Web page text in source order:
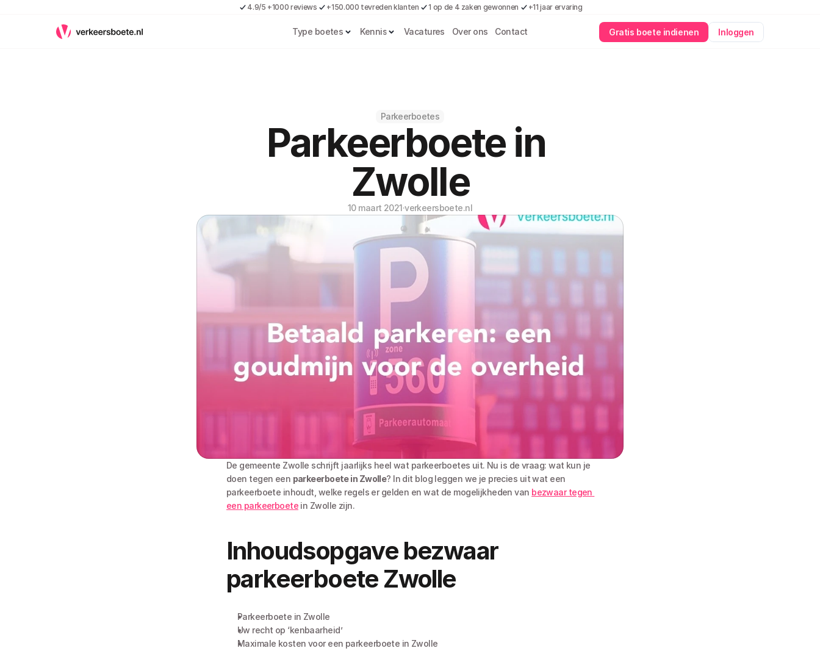
4.9/5 +1000 reviews +150.000 tevreden klanten 1 op de 4 zaken gewonnen +11 jaar ervaring
Type boetes Kennis Vacatures Over ons Contact Gratis boete indienen Inloggen
Parkeerboetes
Parkeerboete in
Zwolle
10 maart 2021·verkeersboete.nl
De gemeente Zwolle schrijft jaarlijks heel wat parkeerboetes uit. Nu is de vraag: wat kun je
doen tegen een parkeerboete in Zwolle? In dit blog leggen we je precies uit wat een
parkeerboete inhoudt, welke regels er gelden en wat de mogelijkheden van bezwaar tegen
een parkeerboete in Zwolle zijn.
Inhoudsopgave bezwaar
parkeerboete Zwolle
Parkeerboete in Zwolle
Uw recht op ‘kenbaarheid’
Maximale kosten voor een parkeerboete in Zwolle